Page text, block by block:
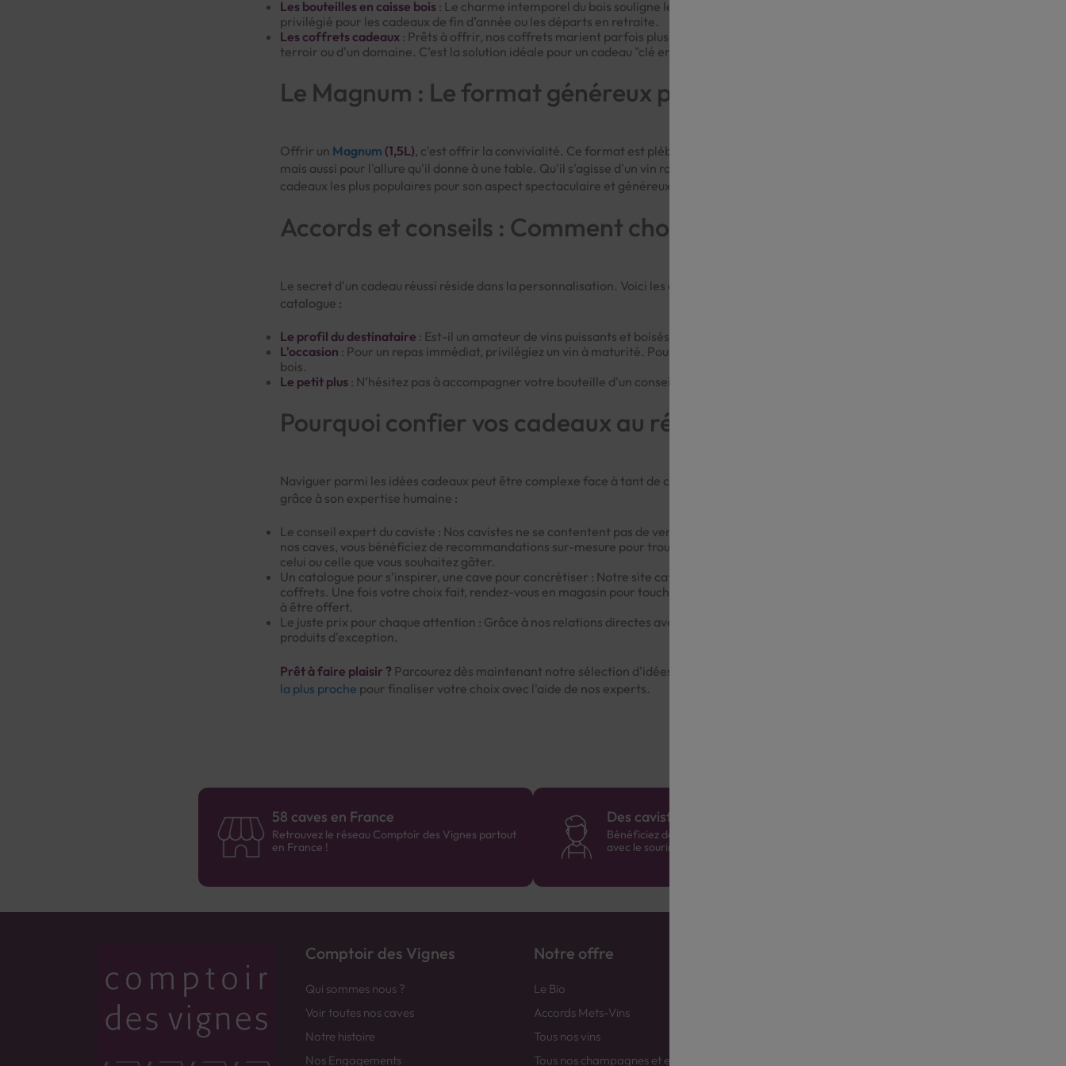
Les bouteilles en caisse bois: Le charme intemporel du bois souligne le caractère authentique et haut de gamme du vin. C’est le format
privilégié pour les cadeaux de fin d’année ou les départs en retraite.
Les coffrets cadeaux: Prêts à offrir, nos coffrets marient parfois plusieurs cuvées pour permettre une découverte horizontale d'un
terroir ou d'un domaine. C’est la solution idéale pour un cadeau "clé en main" raffiné.
Le Magnum : Le format généreux par excellence
Offrir un Magnum (1,5L), c'est offrir la convivialité. Ce format est plébiscité par les amateurs pour sa capacité à mieux conserver le vin,
mais aussi pour l'allure qu'il donne à une table. Qu'il s'agisse d'un vin rouge structuré ou d'un champagne festif, le magnum reste l'un de nos
cadeaux les plus populaires pour son aspect spectaculaire et généreux.
Accords et conseils : Comment choisir le bon cadeau ?
Le secret d'un cadeau réussi réside dans la personnalisation. Voici les quelques questions à se poser pour bien choisir dans notre
catalogue :
Le profil du destinataire : Est-il un amateur de vins puissants et boisés ou préfère-t-il la finesse des blancs minéraux ?
L'occasion : Pour un repas immédiat, privilégiez un vin à maturité. Pour un cadeau durable, tournez-vous vers nos vins de garde en caisse
bois.
Le petit plus: N’hésitez pas à accompagner votre bouteille d'un conseil de dégustation que vous aura transmis votre caviste.
Pourquoi confier vos cadeaux au réseau Comptoir des Vignes ?
Naviguer parmi les idées cadeaux peut être complexe face à tant de choix. Le réseau
grâce à son expertise humaine :
Le conseil expert du caviste : Nos cavistes ne se contentent pas de vendre des bouteilles ; ils racontent des histoires. En visitant l'une de
nos caves, vous bénéficiez de recommandations sur-mesure pour trouver la pépite qui correspondra exactement à la personnalité de
celui ou celle que vous souhaitez gâter.
Un catalogue pour s’inspirer, une cave pour concrétiser : Notre site catalogue vous permet de préparer votre sélection et de visualiser nos
coffrets. Une fois votre choix fait, rendez-vous en magasin pour toucher les matières, voir les caisses bois et repartir avec un cadeau prêt
à être offert.
Le juste prix pour chaque attention : Grâce à nos relations directes avec les domaines, nous vous garantissons des tarifs attractifs sur des
produits d'exception.
Prêt à faire plaisir ? Parcourez dès maintenant notre sélection d'idées cadeaux en ligne et
la plus proche pour finaliser votre choix avec l'aide de nos experts.
58 caves en France
Retrouvez le réseau Comptoir des Vignes partout
en France !
Des cavistes à votre écoute
Bénéficiez de conseils sur-mesure et repartez
avec le sourire :)
Comptoir des Vignes
Qui sommes nous ?
Voir toutes nos caves
Notre histoire
Nos Engagements
Notre offre
Le Bio
Accords Mets-Vins
Tous nos vins
Tous nos champagnes et efferverscents